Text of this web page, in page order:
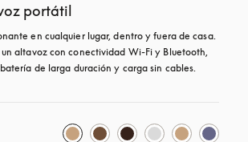
portátil
en cualquier lugar, dentro y fuera de casa.
un altavoz con conectividad Wi-Fi y Bluetooth,
de larga duración y carga sin cables.